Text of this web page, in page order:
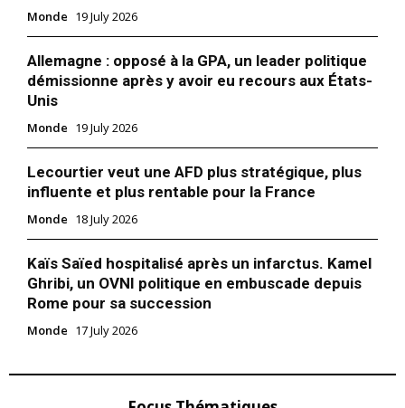
Monde 19 July 2026
Allemagne : opposé à la GPA, un leader politique
démissionne après y avoir eu recours aux États-
Unis
Monde 19 July 2026
Lecourtier veut une AFD plus stratégique, plus
influente et plus rentable pour la France
Monde 18 July 2026
Kaïs Saïed hospitalisé après un infarctus. Kamel
Ghribi, un OVNI politique en embuscade depuis
Rome pour sa succession
Monde 17 July 2026